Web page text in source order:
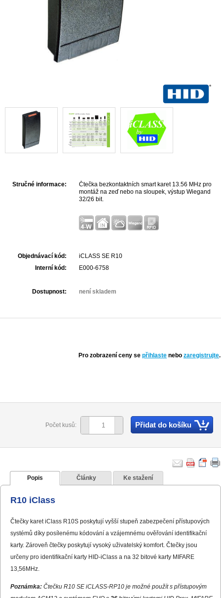
Stručné informace:
Čtečka bezkontaktních smart karet 13.56 MHz pro
montáž na zeď nebo na sloupek, výstup Wiegand
32/26 bit.
Objednávací kód:
iCLASS SE R10
Interní kód:
E000-6758
Dostupnost: není skladem
Pro zobrazení ceny se přihlaste nebo zaregistrujte.
Počet kusů: Přidat do košíku
Popis Články Ke stažení
R10 iClass
Čtečky karet iClass R10S poskytují vyšší stupeň zabezpečení přístupových
systémů díky posílenému kódování a vzájemnému ověřování identifikační
karty. Zároveň čtečky poskytují vysoký uživatelský komfort. Čtečky jsou
určeny pro identifikační karty HID-iClass a na 32 bitové karty MIFARE
13,56MHz.
Poznámka: Čtečku R10 SE iCLASS-RP10 je možné použít s přístupovým